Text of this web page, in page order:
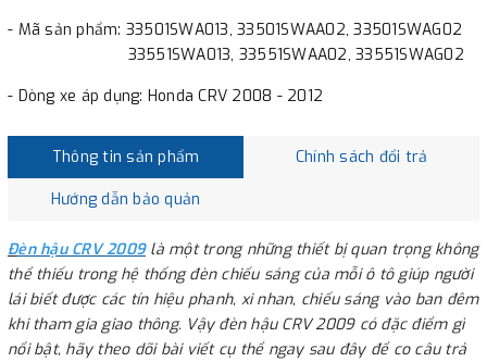
- Mã sản phẩm: 33501SWA013, 33501SWAA02, 33501SWAG02
33551SWA013, 33551SWAA02, 33551SWAG02
- Dòng xe áp dụng: Honda CRV 2008 - 2012
Thông tin sản phẩm Chính sách đổi trả
Hướng dẫn bảo quản
Đèn hậu CRV 2009là một trong những thiết bị quan trọng không
thể thiếu trong hệ thống đèn chiếu sáng của mỗi ô tô giúp người
lái biết được các tín hiệu phanh, xi nhan, chiếu sáng vào ban đêm
khi tham gia giao thông. Vậy đèn hậu CRV 2009 có đặc điểm gì
nổi bật, hãy theo dõi bài viết cụ thể ngay sau đây để co câu trả